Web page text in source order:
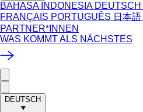
BAHASA INDONESIA DEUTSCH
FRANÇAIS PORTUGUÊS 日本語
PARTNER*INNEN
WAS KOMMT ALS NÄCHSTES
DEUTSCH